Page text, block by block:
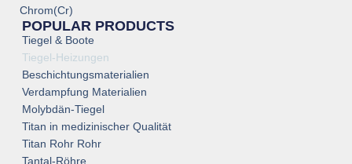
Chrom(Cr)
POPULAR PRODUCTS
Tiegel & Boote
Tiegel-Heizungen
Beschichtungsmaterialien
Verdampfung Materialien
Molybdän-Tiegel
Titan in medizinischer Qualität
Titan Rohr Rohr
Tantal-Röhre